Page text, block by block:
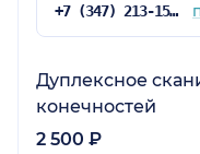
+7 (347) 213-15-78
Дуплексное
конечностей
2 500 ₽